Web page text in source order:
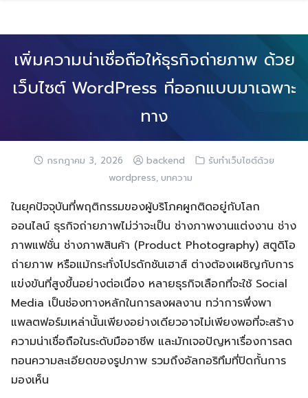
เพิ่มความน่าเชื่อถือให้ธุรกิจถ่ายภาพ ด้วย
เว็บไซต์ WordPress ที่ออกแบบมาเฉพาะ
ทาง
กรกฎาคม 3, 2026 backend
รับทำเว็บไซต์ด้วย
wordpress, บทความ
ในยุคปัจจุบันที่พฤติกรรมของผู้บริโภคผูกติดอยู่กับโลก
ออนไลน์ ธุรกิจถ่ายภาพไม่ว่าจะเป็น ช่างภาพงานแต่งงาน ช่าง
ภาพแฟชั่น ช่างภาพสินค้า (Product Photography) สตูดิโอ
ถ่ายภาพ หรือแม้กระทั่งโปรดักชันเฮาส์ ต่างต้องเผชิญกับการ
แข่งขันที่สูงขึ้นอย่างต่อเนื่อง หลายธุรกิจเลือกที่จะใช้ Social
Media เป็นช่องทางหลักในการลงผลงาน ทว่าการพึ่งพา
แพลตฟอร์มเหล่านั้นเพียงอย่างเดียวอาจไม่เพียงพอที่จะสร้าง
ความน่าเชื่อถือในระดับมืออาชีพ และมักเจอปัญหาเรื่องการลด
ทอนความละเอียดของรูปภาพ รวมถึงอัลกอริทึมที่ปิดกั้นการ
มองเห็น